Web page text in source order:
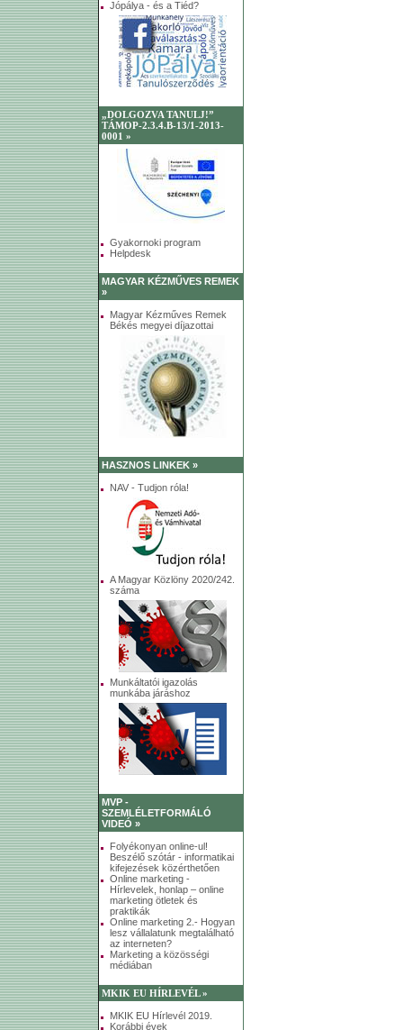
Jópálya - és a Tiéd?
„DOLGOZVA TANULJ!”
TÁMOP-2.3.4.B-13/1-2013-
0001 »
Gyakornoki program
Helpdesk
MAGYAR KÉZMŰVES REMEK
»
Magyar Kézműves Remek
Békés megyei díjazottai
HASZNOS LINKEK »
NAV - Tudjon róla!
A Magyar Közlöny 2020/242.
száma
Munkáltatói igazolás
munkába járáshoz
MVP -
SZEMLÉLETFORMÁLÓ
VIDEÓ »
Folyékonyan online-ul!
Beszélő szótár - informatikai
kifejezések közérthetően
Online marketing -
Hírlevelek, honlap – online
marketing ötletek és
praktikák
Online marketing 2.- Hogyan
lesz vállalatunk megtalálható
az interneten?
Marketing a közösségi
médiában
MKIK EU HÍRLEVÉL »
MKIK EU Hírlevél 2019.
Korábbi évek